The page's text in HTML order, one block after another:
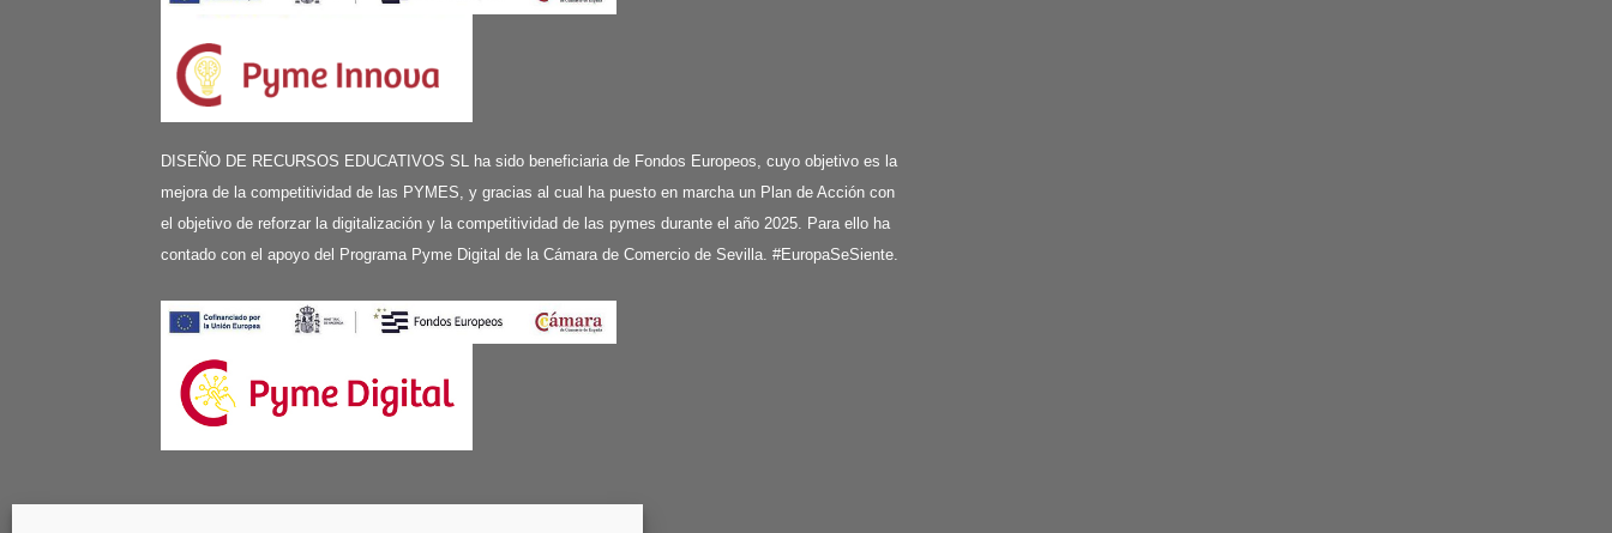
DISEÑO DE RECURSOS EDUCATIVOS SL ha sido beneficiaria de Fondos Europeos, cuyo objetivo es la
mejora de la competitividad de las PYMES, y gracias al cual ha puesto en marcha un Plan de Acción con
el objetivo de reforzar la digitalización y la competitividad de las pymes durante el año 2025. Para ello ha
contado con el apoyo del Programa Pyme Digital de la Cámara de Comercio de Sevilla. #EuropaSeSiente.